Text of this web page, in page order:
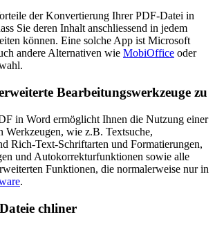
der Konvertierung Ihrer PDF-Datei in
Sie deren Inhalt anschliessend in jedem
können. Eine solche App ist Microsoft
andere Alternativen wie MobiOffice oder
Bearbeitungswerkzeuge zu
in Word ermöglicht Ihnen die Nutzung einer
Werkzeugen, wie z.B. Textsuche,
Rich-Text-Schriftarten und Formatierungen,
und Autokorrekturfunktionen sowie alle
Funktionen, die normalerweise nur in
.
chliner